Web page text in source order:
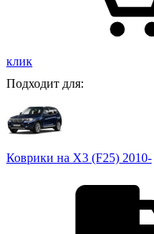
клик
Подходит для:
Коврики на X3 (F25) 2010-